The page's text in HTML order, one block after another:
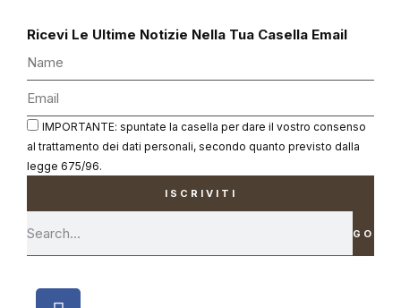
Ricevi Le Ultime Notizie Nella Tua Casella Email
IMPORTANTE: spuntate la casella per dare il vostro consenso
al trattamento dei dati personali, secondo quanto previsto dalla
legge 675/96.
ISCRIVITI
GO